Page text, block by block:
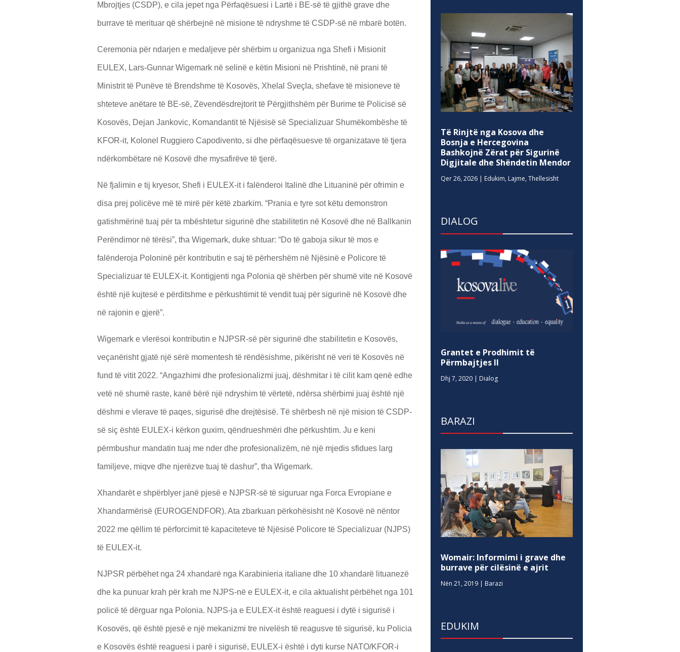
Mbrojtjes (CSDP), e cila jepet nga Përfaqësuesi i Lartë i BE-së të gjithë grave dhe
burrave të merituar që shërbejnë në misione të ndryshme të CSDP-së në mbarë botën.
Ceremonia për ndarjen e medaljeve për shërbim u organizua nga Shefi i Misionit
EULEX, Lars-Gunnar Wigemark në selinë e këtin Misioni në Prishtinë, në prani të
Ministrit të Punëve të Brendshme të Kosovës, Xhelal Sveçla, shefave të misioneve të
shteteve anëtare të BE-së, Zëvendësdrejtorit të Përgjithshëm për Burime të Policisë së
Kosovës, Dejan Jankovic, Komandantit të Njësisë së Specializuar Shumëkombëshe të
KFOR-it, Kolonel Ruggiero Capodivento, si dhe përfaqësuesve të organizatave të tjera
ndërkombëtare në Kosovë dhe mysafirëve të tjerë.
Në fjalimin e tij kryesor, Shefi i EULEX-it i falënderoi Italinë dhe Lituaninë për ofrimin e
disa prej policëve më të mirë për këtë zbarkim. “Prania e tyre sot këtu demonstron
gatishmërinë tuaj për ta mbështetur sigurinë dhe stabilitetin në Kosovë dhe në Ballkanin
Perëndimor në tërësi”, tha Wigemark, duke shtuar: “Do të gaboja sikur të mos e
falënderoja Poloninë për kontributin e saj të përhershëm në Njësinë e Policore të
Specializuar të EULEX-it. Kontigjenti nga Polonia që shërben për shumë vite në Kosovë
është një kujtesë e përditshme e përkushtimit të vendit tuaj për sigurinë në Kosovë dhe
në rajonin e gjerë”.
Wigemark e vlerësoi kontributin e NJPSR-së për sigurinë dhe stabilitetin e Kosovës,
veçanërisht gjatë një sërë momentesh të rëndësishme, pikërisht në veri të Kosovës në
fund të vitit 2022. “Angazhimi dhe profesionalizmi juaj, dëshmitar i të cilit kam qenë edhe
vetë në shumë raste, kanë bërë një ndryshim të vërtetë, ndërsa shërbimi juaj është një
dëshmi e vlerave të paqes, sigurisë dhe drejtësisë. Të shërbesh në një mision të CSDP-
së siç është EULEX-i kërkon guxim, qëndrueshmëri dhe përkushtim. Ju e keni
përmbushur mandatin tuaj me nder dhe profesionalizëm, në një mjedis sfidues larg
familjeve, miqve dhe njerëzve tuaj të dashur”, tha Wigemark.
Xhandarët e shpërblyer janë pjesë e NJPSR-së të siguruar nga Forca Evropiane e
Xhandarmërisë (EUROGENDFOR). Ata zbarkuan përkohësisht në Kosovë në nëntor
2022 me qëllim të përforcimit të kapaciteteve të Njësisë Policore të Specializuar (NJPS)
të EULEX-it.
NJPSR përbëhet nga 24 xhandarë nga Karabinieria italiane dhe 10 xhandarë lituanezë
dhe ka punuar krah për krah me NJPS-në e EULEX-it, e cila aktualisht përbëhet nga 101
policë të dërguar nga Polonia. NJPS-ja e EULEX-it është reaguesi i dytë i sigurisë i
Kosovës, që është pjesë e një mekanizmi tre nivelësh të reagusve të sigurisë, ku Policia
e Kosovës është reaguesi i parë i sigurisë, EULEX-i është i dyti kurse NATO/KFOR-i
Të Rinjtë nga Kosova dhe
Bosnja e Hercegovina
Bashkojnë Zërat për Sigurinë
Digjitale dhe Shëndetin Mendor
Qer 26, 2026 | Edukim, Lajme,Thellesisht
DIALOG
Grantet e Prodhimit të
Përmbajtjes II
Dhj 7, 2020 | Dialog
BARAZI
Womair: Informimi i grave dhe
burrave për cilësinë e ajrit
Nën 21, 2019 | Barazi
EDUKIM